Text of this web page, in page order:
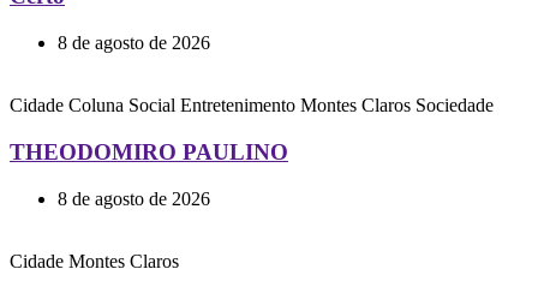
8 de agosto de 2026
Cidade Coluna Social Entretenimento Montes Claros Sociedade
THEODOMIRO PAULINO
8 de agosto de 2026
Cidade Montes Claros